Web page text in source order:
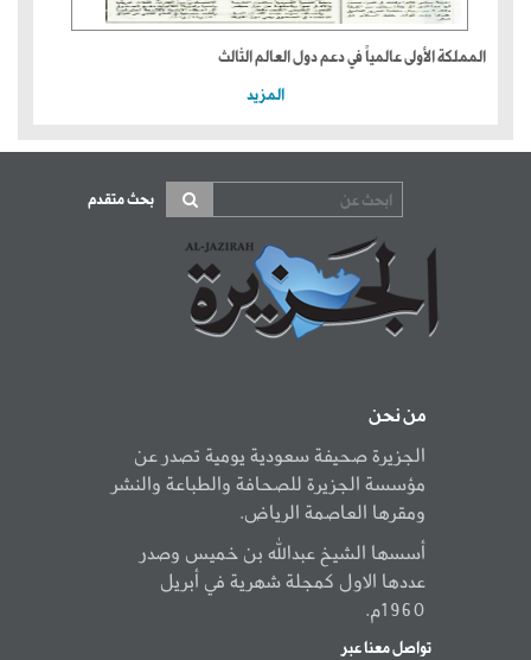
المملكة الأولى عالمياً في دعم دول العالم الثالث
المزيد
بحث متقدم
من نحن
الجزيرة صحيفة سعودية يومية تصدر عن
مؤسسة الجزيرة للصحافة والطباعة والنشر
ومقرها العاصمة الرياض.
أسسها الشيخ عبدالله بن خميس وصدر
عددها الاول كمجلة شهرية في أبريل
1960م.
تواصل معنا عبر